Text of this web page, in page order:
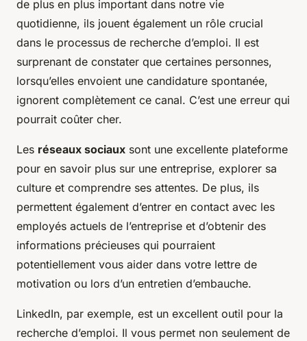
de plus en plus important dans notre vie
quotidienne, ils jouent également un rôle crucial
dans le processus de recherche d’emploi. Il est
surprenant de constater que certaines personnes,
lorsqu’elles envoient une candidature spontanée,
ignorent complètement ce canal. C’est une erreur qui
pourrait coûter cher.
Les réseaux sociaux sont une excellente plateforme
pour en savoir plus sur une entreprise, explorer sa
culture et comprendre ses attentes. De plus, ils
permettent également d’entrer en contact avec les
employés actuels de l’entreprise et d’obtenir des
informations précieuses qui pourraient
potentiellement vous aider dans votre lettre de
motivation ou lors d’un entretien d’embauche.
LinkedIn, par exemple, est un excellent outil pour la
recherche d’emploi. Il vous permet non seulement de